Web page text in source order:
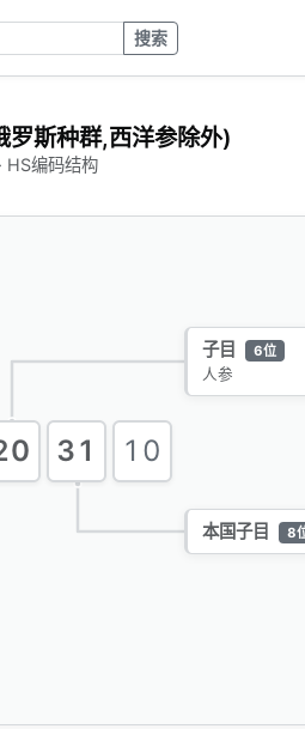
搜索
罗斯种群,西洋参除外)
编码结构
31 10
子目 6位
人参
本国子目 8